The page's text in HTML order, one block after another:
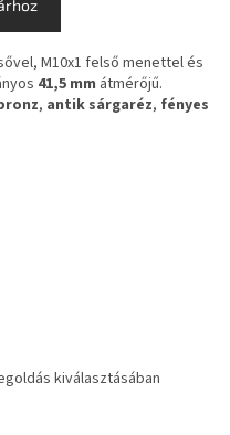
M10x1 felső menettel és
41,5 mm átmérőjű.
, antik sárgaréz, fényes
kiválasztásában